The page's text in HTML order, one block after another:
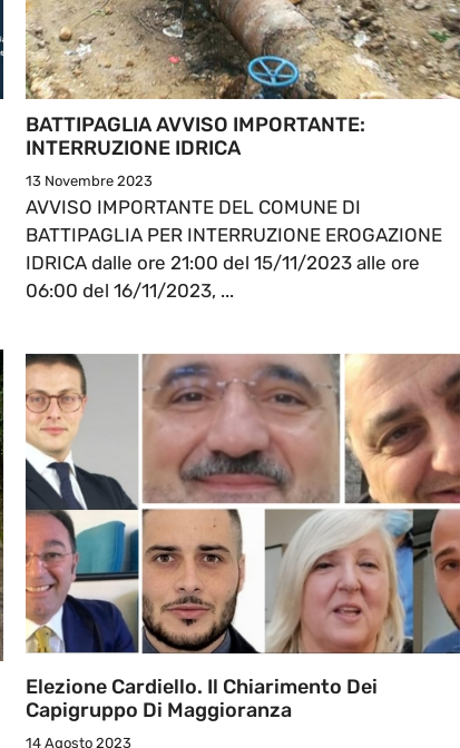
BATTIPAGLIA AVVISO IMPORTANTE:
INTERRUZIONE IDRICA
13 Novembre 2023
AVVISO IMPORTANTE DEL COMUNE DI
BATTIPAGLIA PER INTERRUZIONE EROGAZIONE
IDRICA dalle ore 21:00 del 15/11/2023 alle ore
06:00 del 16/11/2023, ...
Elezione Cardiello. Il Chiarimento Dei
Capigruppo Di Maggioranza
14 Agosto 2023